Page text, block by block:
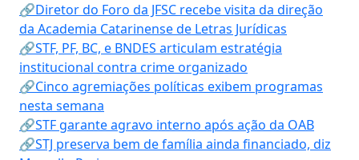
🔗Diretor do Foro da JFSC recebe visita da direção
da Academia Catarinense de Letras Jurídicas
🔗STF, PF, BC, e BNDES articulam estratégia
institucional contra crime organizado
🔗Cinco agremiações políticas exibem programas
nesta semana
🔗STF garante agravo interno após ação da OAB
🔗STJ preserva bem de família ainda financiado, diz